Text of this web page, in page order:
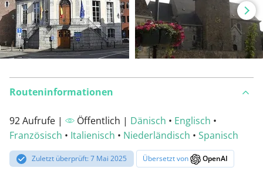
Routeninformationen
92 Aufrufe | Öffentlich | Dänisch • Englisch •
Französisch • Italienisch • Niederländisch • Spanisch
Zuletzt überprüft: 7 Mai 2025 Übersetzt von OpenAI